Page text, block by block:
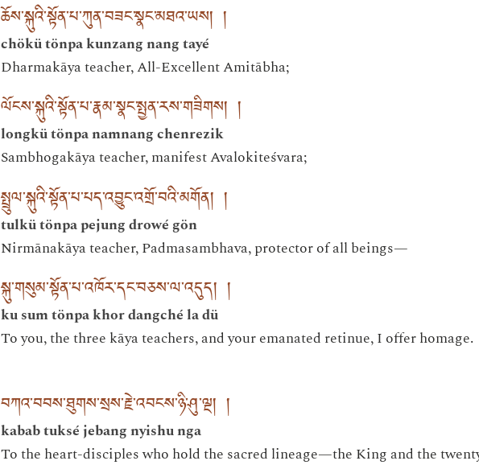
ཆོས་སྐུའི་སྟོན་པ་ཀུན་བཟང་སྣང་མཐའ་ཡས། །
chökü tönpa kunzang nang tayé
Dharmakāya teacher, All-Excellent Amitābha;
ལོངས་སྐུའི་སྟོན་པ་རྣམ་སྣང་སྤྱན་རས་གཟིགས། །
longkü tönpa namnang chenrezik
Sambhogakāya teacher, manifest Avalokiteśvara;
སྤྲུལ་སྐུའི་སྟོན་པ་པད་འབྱུང་འགྲོ་བའི་མགོན། །
tulkü tönpa pejung drowé gön
Nirmānakāya teacher, Padmasambhava, protector of all beings—
སྐུ་གསུམ་སྟོན་པ་འཁོར་དང་བཅས་ལ་འདུད། །
ku sum tönpa khor dangché la dü
To you, the three kāya teachers, and your emanated retinue, I offer homage.
བཀའ་བབས་ཐུགས་སྲས་རྗེ་འབངས་ཉི་ཤུ་ལྔ། །
kabab tuksé jebang nyishu nga
To the heart-disciples who hold the sacred lineage—the King and the